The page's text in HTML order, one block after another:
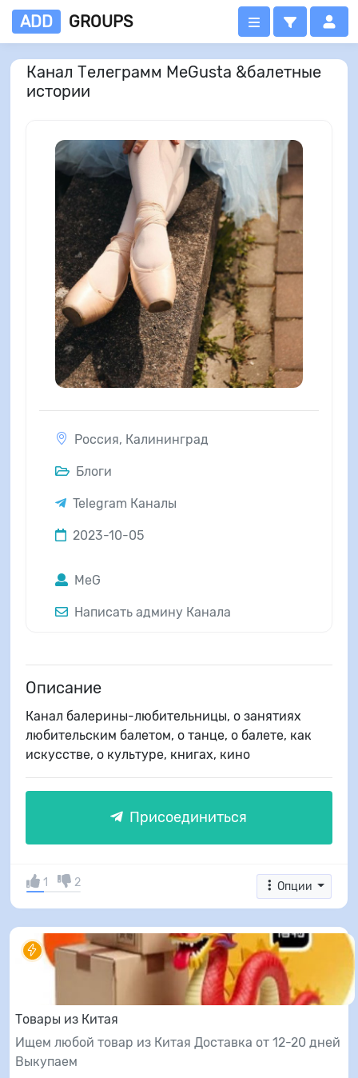
ADD GROUPS
Канал Телеграмм MeGusta &балетные
истории
Россия, Калининград
Блоги
Telegram Каналы
2023-10-05
MeG
Написать админу Канала
Описание
Канал балерины-любительницы, о занятиях
любительским балетом, о танце, о балете, как
искусстве, о культуре, книгах, кино
Присоединиться
Опции
1 2
Товары из Китая
Ищем любой товар из Китая Доставка от 12-20 дней
Выкупаем